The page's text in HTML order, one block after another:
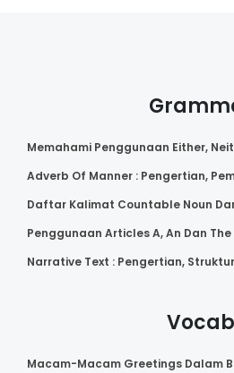
Memahami Penggunaan Either,
Adverb Of Manner : Pengertian,
Daftar Kalimat Countable Noun
Penggunaan Articles A, An Dan The
Narrative Text : Pengertian,
Vocab
Macam-Macam Greetings Dalam